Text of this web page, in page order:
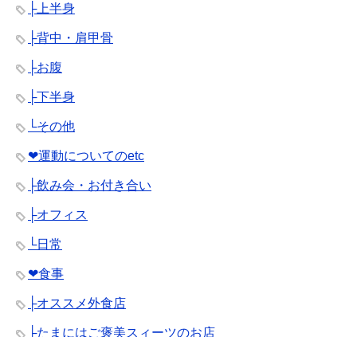
├上半身
├背中・肩甲骨
├お腹
├下半身
└その他
❤︎運動についてのetc
├飲み会・お付き合い
├オフィス
└日常
❤︎食事
├オススメ外食店
├たまにはご褒美スィーツのお店